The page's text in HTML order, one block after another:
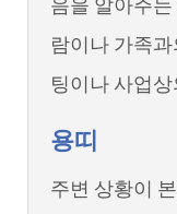
람이나 가족
팅이나 사업
용띠
주변 상황이